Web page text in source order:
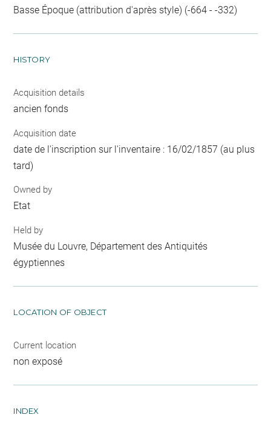
Basse Époque (attribution d'après style) (-664 - -332)
HISTORY
Acquisition details
ancien fonds
Acquisition date
date de l'inscription sur l'inventaire : 16/02/1857 (au plus
tard)
Owned by
Etat
Held by
Musée du Louvre, Département des Antiquités
égyptiennes
LOCATION OF OBJECT
Current location
non exposé
INDEX